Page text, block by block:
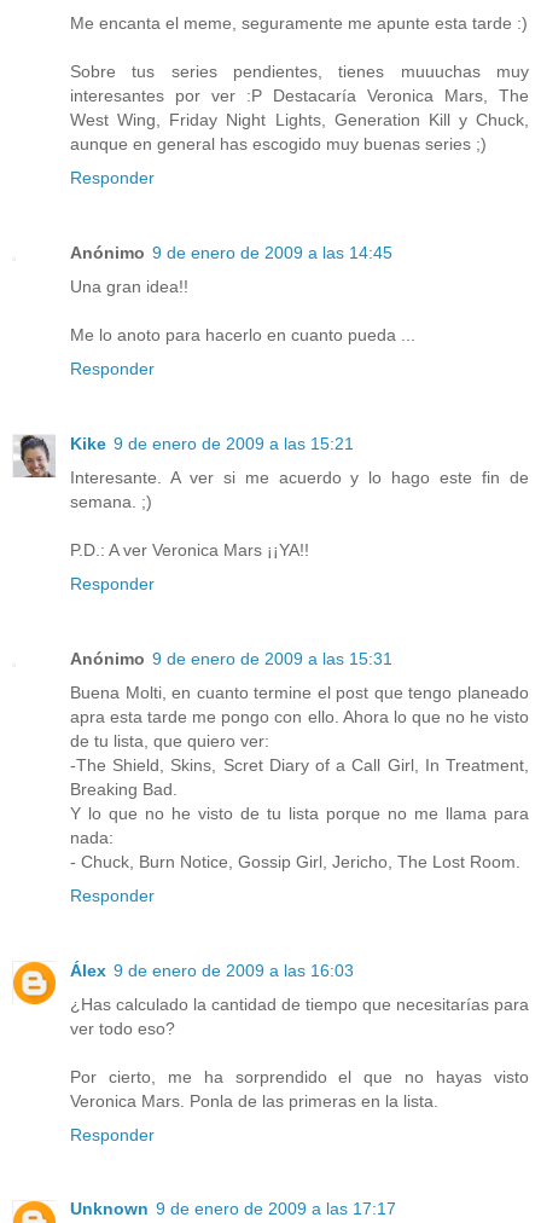
Me encanta el meme, seguramente me apunte esta tarde :)
Sobre tus series pendientes, tienes muuuchas muy
interesantes por ver :P Destacaría Veronica Mars, The
West Wing, Friday Night Lights, Generation Kill y Chuck,
aunque en general has escogido muy buenas series ;)
Responder
Anónimo 9 de enero de 2009 a las 14:45
Una gran idea!!
Me lo anoto para hacerlo en cuanto pueda ...
Responder
Kike 9 de enero de 2009 a las 15:21
Interesante. A ver si me acuerdo y lo hago este fin de
semana. ;)
P.D.: A ver Veronica Mars ¡¡YA!!
Responder
Anónimo 9 de enero de 2009 a las 15:31
Buena Molti, en cuanto termine el post que tengo planeado
apra esta tarde me pongo con ello. Ahora lo que no he visto
de tu lista, que quiero ver:
-The Shield, Skins, Scret Diary of a Call Girl, In Treatment,
Breaking Bad.
Y lo que no he visto de tu lista porque no me llama para
nada:
- Chuck, Burn Notice, Gossip Girl, Jericho, The Lost Room.
Responder
Álex 9 de enero de 2009 a las 16:03
¿Has calculado la cantidad de tiempo que necesitarías para
ver todo eso?
Por cierto, me ha sorprendido el que no hayas visto
Veronica Mars. Ponla de las primeras en la lista.
Responder
Unknown 9 de enero de 2009 a las 17:17